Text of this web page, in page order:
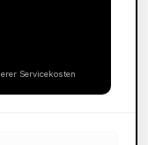
Servicekosten